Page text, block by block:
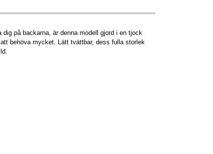
på backarna, är denna modell gjord i en tjock
behöva mycket. Lätt tvättbar, dess fulla storlek